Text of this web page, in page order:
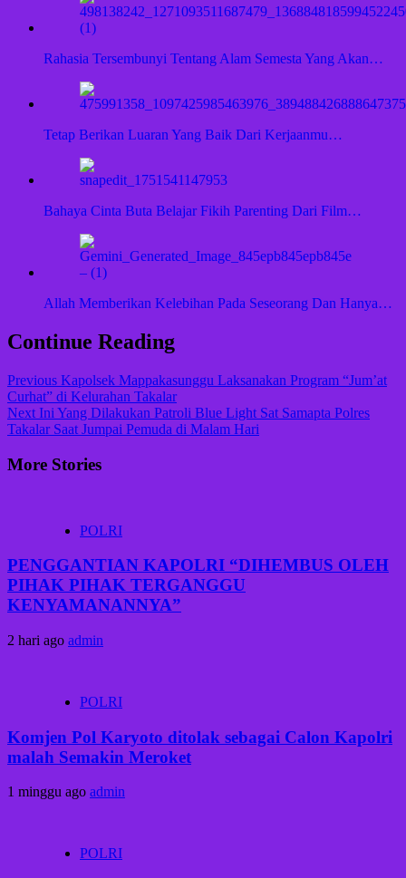
Rahasia Tersembunyi Tentang Alam Semesta Yang Akan…
Tetap Berikan Luaran Yang Baik Dari Kerjaanmu…
Bahaya Cinta Buta Belajar Fikih Parenting Dari Film…
Allah Memberikan Kelebihan Pada Seseorang Dan Hanya…
Continue Reading
Previous Kapolsek Mappakasunggu Laksanakan Program “Jum’at
Curhat” di Kelurahan Takalar
Next Ini Yang Dilakukan Patroli Blue Light Sat Samapta Polres
Takalar Saat Jumpai Pemuda di Malam Hari
More Stories
POLRI
PENGGANTIAN KAPOLRI “DIHEMBUS OLEH
PIHAK PIHAK TERGANGGU
KENYAMANANNYA”
2 hari ago admin
POLRI
Komjen Pol Karyoto ditolak sebagai Calon Kapolri
malah Semakin Meroket
1 minggu ago admin
POLRI